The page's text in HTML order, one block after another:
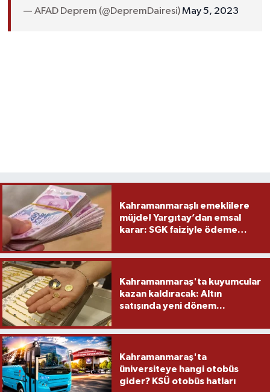
— AFAD Deprem (@DepremDairesi)May 5, 2023
Kahramanmaraşlı emeklilere
müjde! Yargıtay’dan emsal
karar: SGK faiziyle ödeme
Kahramanmaraş'ta kuyumcular
kazan kaldıracak: Altın
satışında yeni dönem...
Kahramanmaraş'ta
üniversiteye hangi otobüs
gider? KSÜ otobüs hatları